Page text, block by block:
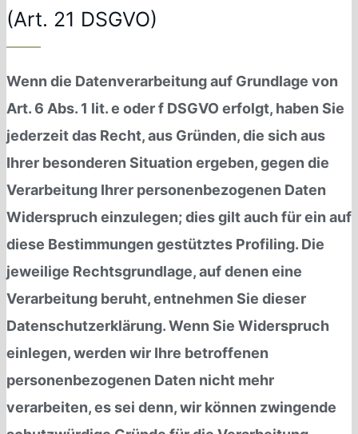
(Art. 21 DSGVO)
Wenn die Datenverarbeitung auf Grundlage von
Art. 6 Abs. 1 lit. e oder f DSGVO erfolgt, haben Sie
jederzeit das Recht, aus Gründen, die sich aus
Ihrer besonderen Situation ergeben, gegen die
Verarbeitung Ihrer personenbezogenen Daten
Widerspruch einzulegen; dies gilt auch für ein auf
diese Bestimmungen gestütztes Profiling. Die
jeweilige Rechtsgrundlage, auf denen eine
Verarbeitung beruht, entnehmen Sie dieser
Datenschutzerklärung. Wenn Sie Widerspruch
einlegen, werden wir Ihre betroffenen
personenbezogenen Daten nicht mehr
verarbeiten, es sei denn, wir können zwingende